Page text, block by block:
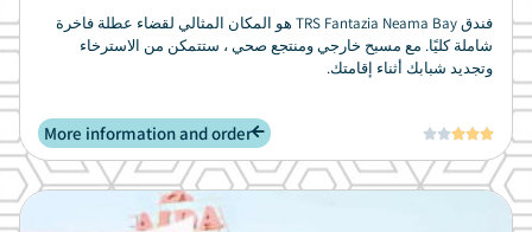
فندق TRS Fantazia Neama Bay هو المكان المثالي لقضاء عطلة فاخرة
شاملة كليًا. مع مسبح خارجي ومنتجع صحي ، ستتمكن من الاسترخاء
وتجديد شبابك أثناء إقامتك.





More information and order